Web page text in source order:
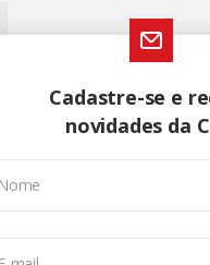
Cadastre-se e
novidades da
Nome